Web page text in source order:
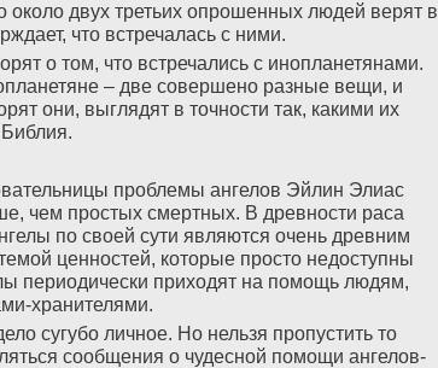
около двух третьих опрошенных людей верят в
что встречалась с ними.
о том, что встречались с инопланетянами.
– две совершено разные вещи, и
они, выглядят в точности так, какими их
проблемы ангелов Эйлин Элиас
чем простых смертных. В древности раса
по своей сути являются очень древним
ценностей, которые просто недоступны
периодически приходят на помощь людям,
хранителями.
сугубо личное. Но нельзя пропустить то
сообщения о чудесной помощи ангелов-